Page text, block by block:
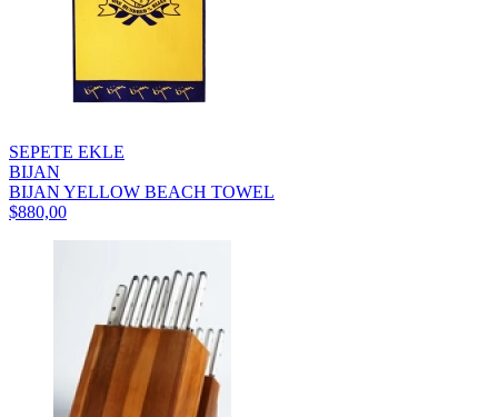
SEPETE EKLE
BIJAN
BIJAN YELLOW BEACH TOWEL
$880,00